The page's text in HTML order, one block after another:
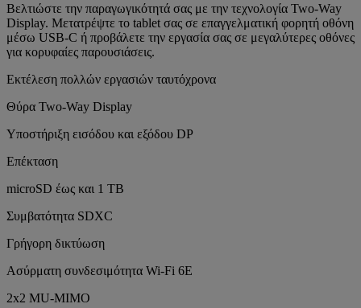
Βελτιώστε την παραγωγικότητά σας με την τεχνολογία Two-Way
Display. Μετατρέψτε το tablet σας σε επαγγελματική φορητή οθόνη
μέσω USB-C ή προβάλετε την εργασία σας σε μεγαλύτερες οθόνες
για κορυφαίες παρουσιάσεις.
Εκτέλεση πολλών εργασιών ταυτόχρονα
Θύρα Two-Way Display
Υποστήριξη εισόδου και εξόδου DP
Επέκταση
microSD έως και 1 TB
Συμβατότητα SDXC
Γρήγορη δικτύωση
Ασύρματη συνδεσιμότητα Wi-Fi 6E
2x2 MU-MIMO